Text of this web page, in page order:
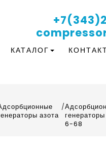
КАТАЛОГ
азота
/
6-68